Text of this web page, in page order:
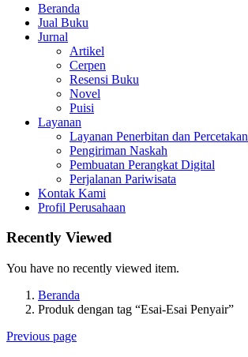
Beranda
Jual Buku
Jurnal
Artikel
Cerpen
Resensi Buku
Novel
Puisi
Layanan
Layanan Penerbitan dan Percetakan
Pengiriman Naskah
Pembuatan Perangkat Digital
Perjalanan Pariwisata
Kontak Kami
Profil Perusahaan
Recently Viewed
You have no recently viewed item.
Beranda
Produk dengan tag “Esai-Esai Penyair”
Previous page